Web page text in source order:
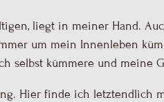
liegt in meiner Hand.
um mein Innenleben
selbst kümmere und meine
Hier finde ich letztendlich